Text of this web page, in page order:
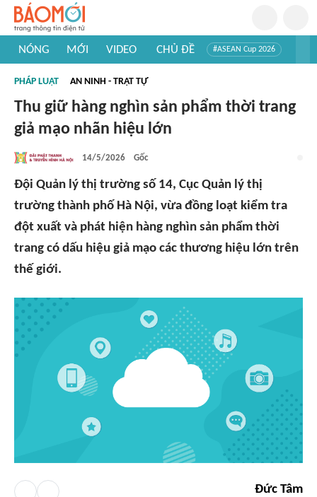
NÓNG MỚI VIDEO CHỦ ĐỀ #ASEAN Cup 2026
#Khám phá thế giới
PHÁP LUẬT AN NINH - TRẬT TỰ
Thu giữ hàng nghìn sản phẩm thời trang
giả mạo nhãn hiệu lớn
14/5/2026 Gốc
Đội Quản lý thị trường số 14, Cục Quản lý thị
trường thành phố Hà Nội, vừa đồng loạt kiểm tra
đột xuất và phát hiện hàng nghìn sản phẩm thời
trang có dấu hiệu giả mạo các thương hiệu lớn trên
thế giới.
Đức Tâm